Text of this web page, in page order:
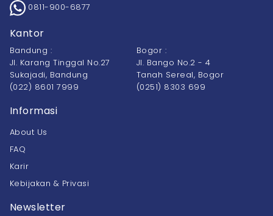
0811-900-6877
Kantor
Bandung :
Jl. Karang Tinggal No.27
Sukajadi, Bandung
(022) 8601 7999
Bogor :
Jl. Bango No.2 - 4
Tanah Sereal, Bogor
(0251) 8303 699
Informasi
About Us
FAQ
Karir
Kebijakan & Privasi
Newsletter